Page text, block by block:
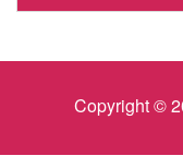
Copyright ©